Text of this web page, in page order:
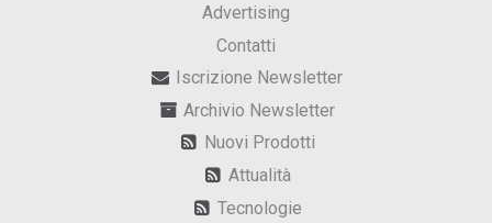
Advertising
Contatti
Iscrizione Newsletter
Archivio Newsletter
Nuovi Prodotti
Attualità
Tecnologie